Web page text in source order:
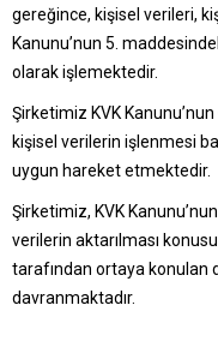
gereğince, kişisel verileri,
Kanunu’nun 5.
olarak işlemektedir.
Şirketimiz KVK
kişisel verilerin işlenmesi
uygun hareket etmektedir.
Şirketimiz, KVK
verilerin aktarılması
tarafından ortaya konulan
davranmaktadır.